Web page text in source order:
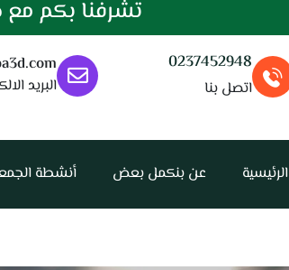
تشرفنا بكم مع
0237452948
اتصل بنا البريد
الرئيسية عن بنكمل بعض أنشطة